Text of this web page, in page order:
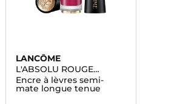
LANCÔME
L'ABSOLU ROUGE
DRAMA INK
Encre à lèvres semi-
mate longue tenue